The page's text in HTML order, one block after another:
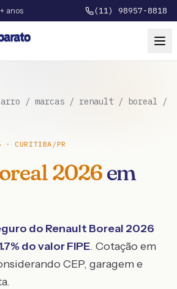
anos (11) 98957-8818
/ marcas / renault / boreal /
· CURITIBA /PR
2026em
do Renault Boreal 2026
% do valor FIPE. Cotação em
CEP, garagem e